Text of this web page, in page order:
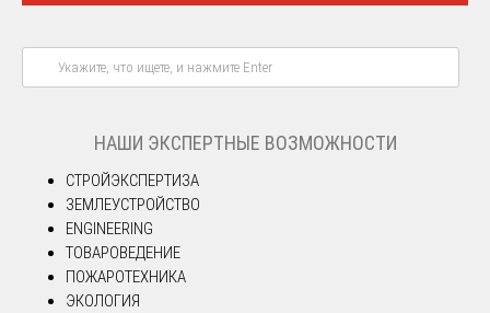
НАШИ ЭКСПЕРТНЫЕ ВОЗМОЖНОСТИ
СТРОЙЭКСПЕРТИЗА
ЗЕМЛЕУСТРОЙСТВО
ENGINEERING
ТОВАРОВЕДЕНИЕ
ПОЖАРОТЕХНИКА
ЭКОЛОГИЯ